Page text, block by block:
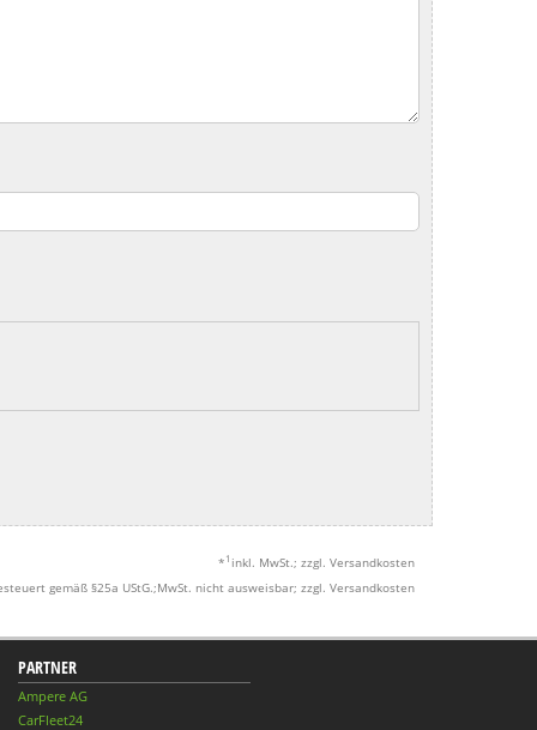
* 1 inkl. MwSt.; zzgl. Versandkosten
gemäß §25a UStG.;MwSt. nicht ausweisbar; zzgl. Versandkosten
PARTNER
Ampere AG
CarFleet24